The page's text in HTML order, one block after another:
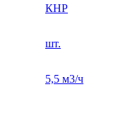
КНР
шт.
5,5 м3/ч